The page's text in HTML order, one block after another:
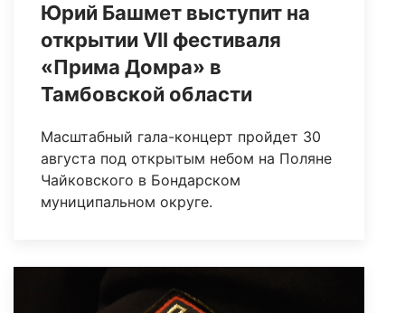
Юрий Башмет выступит на
открытии VII фестиваля
«Прима Домра» в
Тамбовской области
Масштабный гала-концерт пройдет 30
августа под открытым небом на Поляне
Чайковского в Бондарском
муниципальном округе.